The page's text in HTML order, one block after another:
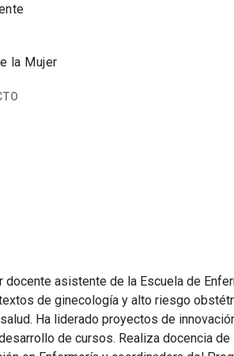
la Mujer
docente asistente de la Escuela de
de ginecología y alto riesgo
Ha liderado proyectos de
de cursos. Realiza docencia de